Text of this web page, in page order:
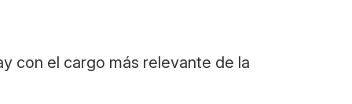
con el cargo más relevante de la